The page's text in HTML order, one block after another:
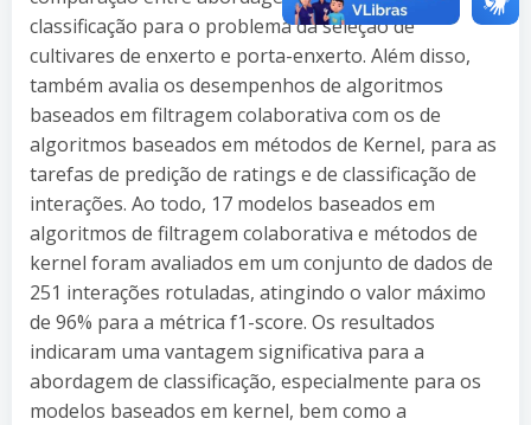
classificação para o problema da seleção de
cultivares de enxerto e porta-enxerto. Além disso,
também avalia os desempenhos de algoritmos
baseados em filtragem colaborativa com os de
algoritmos baseados em métodos de Kernel, para as
tarefas de predição de ratings e de classificação de
interações. Ao todo, 17 modelos baseados em
algoritmos de filtragem colaborativa e métodos de
kernel foram avaliados em um conjunto de dados de
251 interações rotuladas, atingindo o valor máximo
de 96% para a métrica f1-score. Os resultados
indicaram uma vantagem significativa para a
abordagem de classificação, especialmente para os
modelos baseados em kernel, bem como a